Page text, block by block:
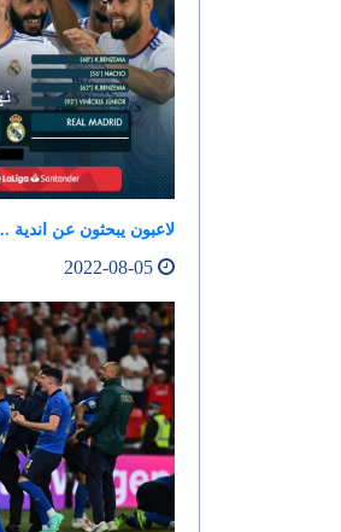
لاعبون يبحثون عن اندية